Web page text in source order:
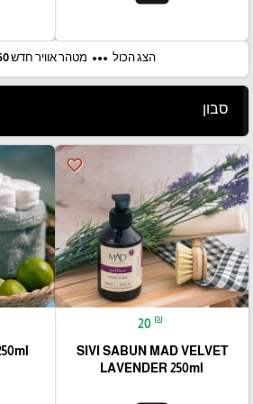
הצג הכול more_horiz מטהר אוויר חדש 250 מייל
סבון
favorite_border
20 ₪
SIVI SABUN MAD VELVET
LAVENDER 250ml